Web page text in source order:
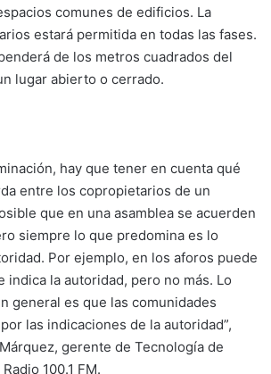
comunes de edificios. La
estará permitida en todas las fases.
de los metros cuadrados del
lugar abierto o cerrado.
hay que tener en cuenta qué
entre los copropietarios de un
que en una asamblea se acuerden
siempre lo que predomina es lo
Por ejemplo, en los aforos puede
indica la autoridad, pero no más. Lo
general es que las comunidades
las indicaciones de la autoridad”,
gerente de Tecnología de
100.1 FM.